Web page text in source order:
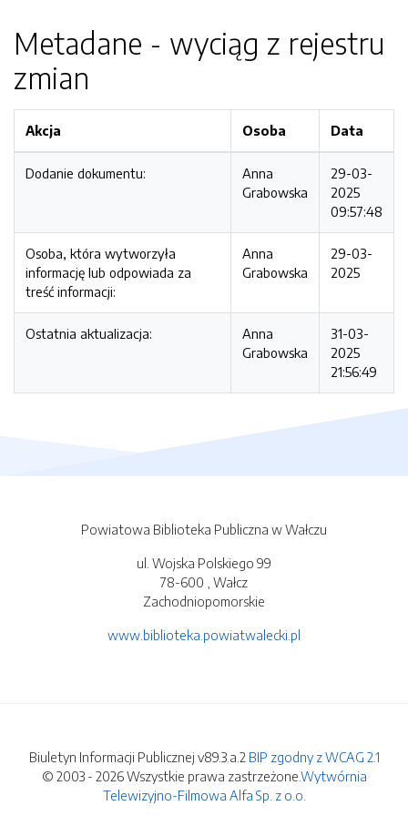
Metadane - wyciąg z rejestru
zmian
Akcja Osoba Data
Dodanie dokumentu:
Anna
Grabowska
29-03-
2025
09:57:48
Osoba, która wytworzyła
informację lub odpowiada za
treść informacji:
Anna
Grabowska
29-03-
2025
Ostatnia aktualizacja:
Anna
Grabowska
31-03-
2025
21:56:49
Powiatowa Biblioteka Publiczna w Wałczu
ul. Wojska Polskiego 99
78-600 , Wałcz
Zachodniopomorskie
www.biblioteka.powiatwalecki.pl
Biuletyn Informacji Publicznej v89.3.a.2 BIP zgodny z WCAG 2.1
© 2003 - 2026 Wszystkie prawa zastrzeżone.Wytwórnia
Telewizyjno-Filmowa Alfa Sp. z o.o.